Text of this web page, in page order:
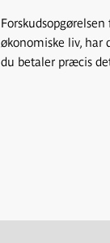
økonomiske liv, har
du betaler præcis